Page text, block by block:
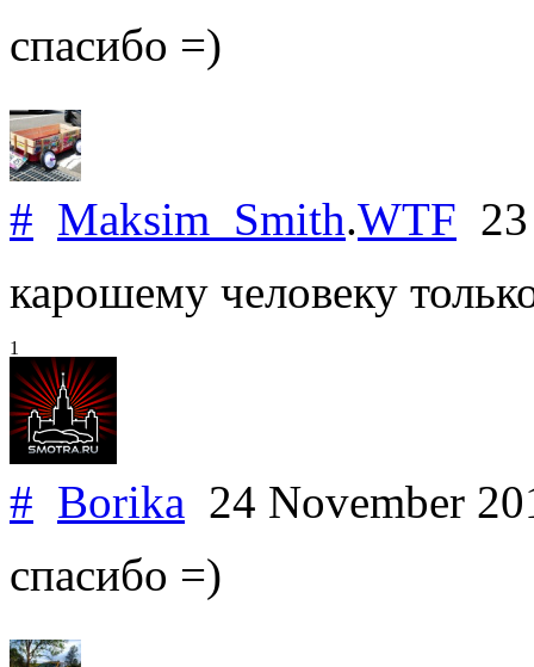
спасибо =)
# Maksim_Smith.WTF
карошему человеку
1
# Borika 24 November
спасибо =)